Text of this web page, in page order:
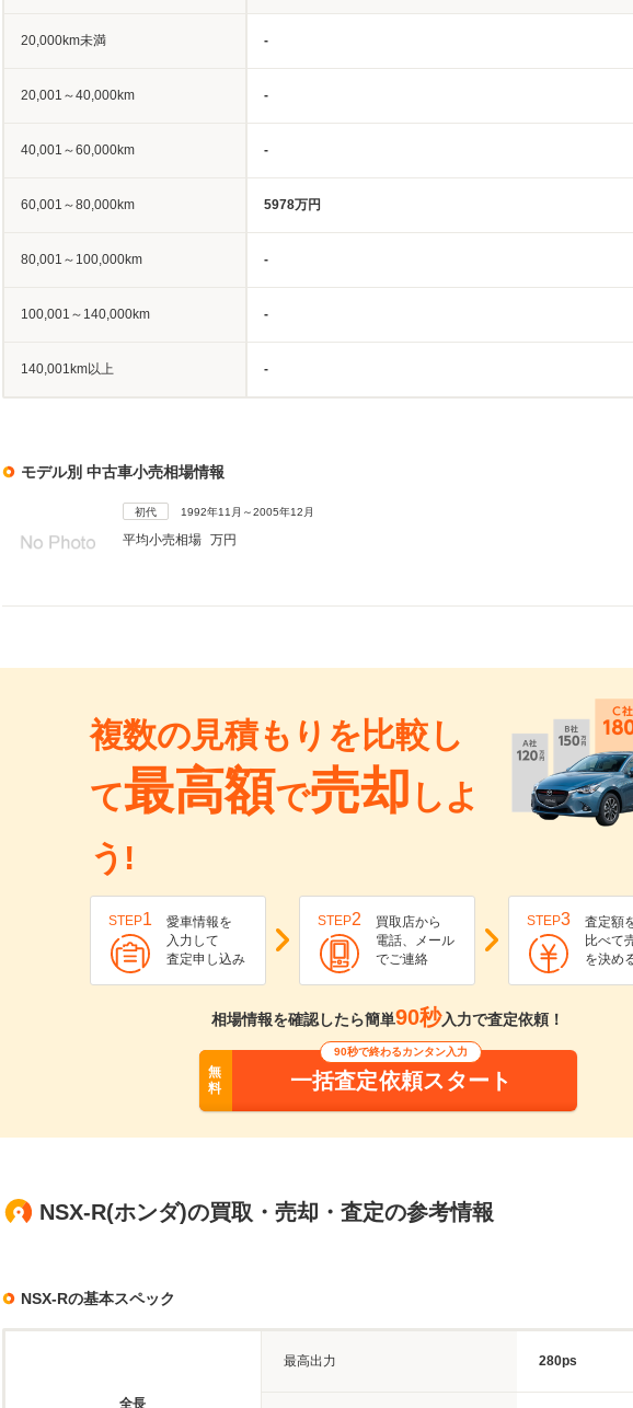
20,000km未満 -
20,001～40,000km -
40,001～60,000km -
60,001～80,000km 5978万円
80,001～100,000km -
100,001～140,000km -
140,001km以上 -
モデル別 中古車小売相場情報
初代 1992年11月～2005年12月
平均小売相場 万円
複数の見積もりを比較し
て最高額で売却 しよ
う!
STEP1
愛車情報を
入力して
査定申し込み
STEP2
買取店から
電話、メール
でご連絡
STEP3
査定額
比べて
を決め
相場情報を確認したら簡単90秒入力で査定依頼！
無
料
90秒で終わるカンタン入力
一括査定依頼スタート
NSX-R(ホンダ)の買取・売却・査定の参考情報
NSX-Rの基本スペック
全長
最高出力 280ps